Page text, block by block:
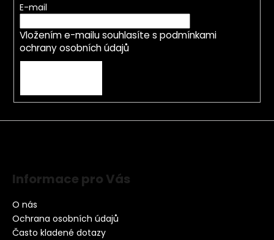
E-mail
Vložením e-mailu souhlasíte s podmínkami
ochrany osobních údajů
Informace pro Vás
O nás
Ochrana osobních údajů
Často kladené dotazy